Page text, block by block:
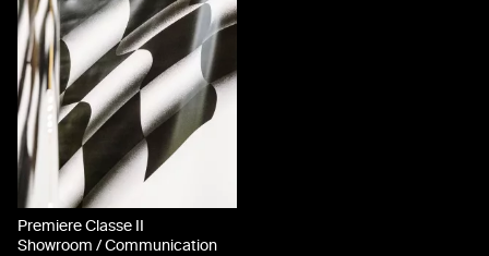
Premiere Classe II
Showroom / Communication